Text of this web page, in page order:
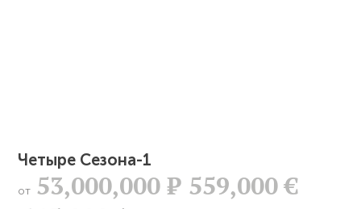
Четыре Сезона-1
от 53,000,000Р 559,000 €